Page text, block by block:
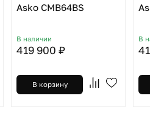
Asko CMB64BS
В наличии
419 900 ₽
В корзину
В